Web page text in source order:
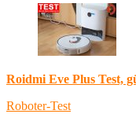
Roidmi Eve Plus Test,
Roboter-Test